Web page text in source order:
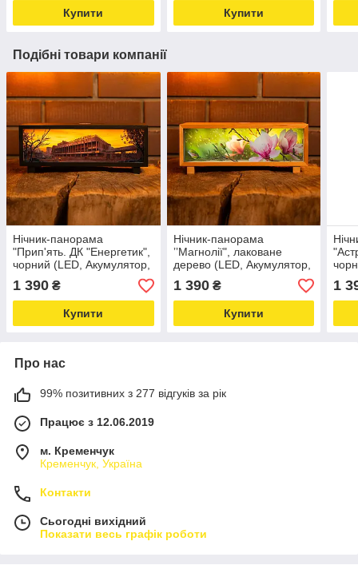
Купити Купити
Подібні товари компанії
Нічник-панорама
"Прип'ять. ДК "Енергетик",
чорний (LED, Акумулятор,
USB Type-C)
1 390 ₴
Купити
Нічник-панорама
ʼʼМагнолії", лаковане
дерево (LED, Акумулятор,
USB Type-C)
1 390₴
Купити
1
Про нас
99% позитивних з 277 відгуків за рік
Працює з 12.06.2019
м. Кременчук
Кременчук, Україна
Контакти
Сьогодні вихідний
Показати весь графік роботи